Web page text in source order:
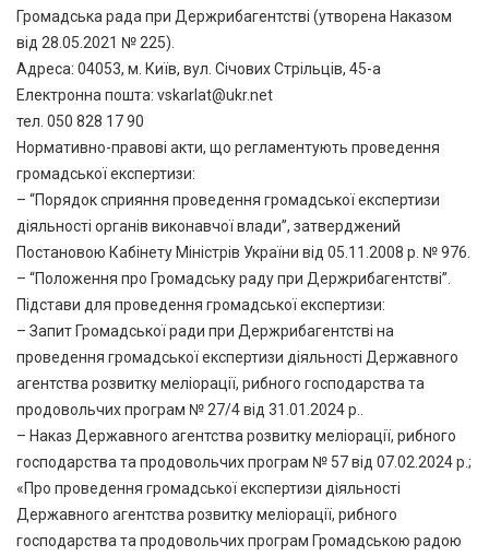
Громадська рада при Держрибагентстві (утворена Наказом
від 28.05.2021 № 225).
Адреса: 04053, м. Київ, вул. Січових Стрільців, 45-а
Електронна пошта: vskarlat@ukr.net
тел. 050 828 17 90
Нормативно-правові акти, що регламентують проведення
громадської експертизи:
– “Порядок сприяння проведення громадської експертизи
діяльності органів виконавчої влади”, затверджений
Постановою Кабінету Міністрів України від 05.11.2008 р. № 976.
– “Положення про Громадську раду при Держрибагентстві”.
Підстави для проведення громадської експертизи:
– Запит Громадської ради при Держрибагентстві на
проведення громадської експертизи діяльності Державного
агентства розвитку меліорації, рибного господарства та
продовольчих програм № 27/4 від 31.01.2024 р..
– Наказ Державного агентства розвитку меліорації, рибного
господарства та продовольчих програм № 57 від 07.02.2024 р.;
«Про проведення громадської експертизи діяльності
Державного агентства розвитку меліорації, рибного
господарства та продовольчих програм Громадською радою